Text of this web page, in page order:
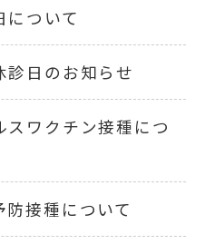
について
診日のお知らせ
スワクチン接種につ
接種について